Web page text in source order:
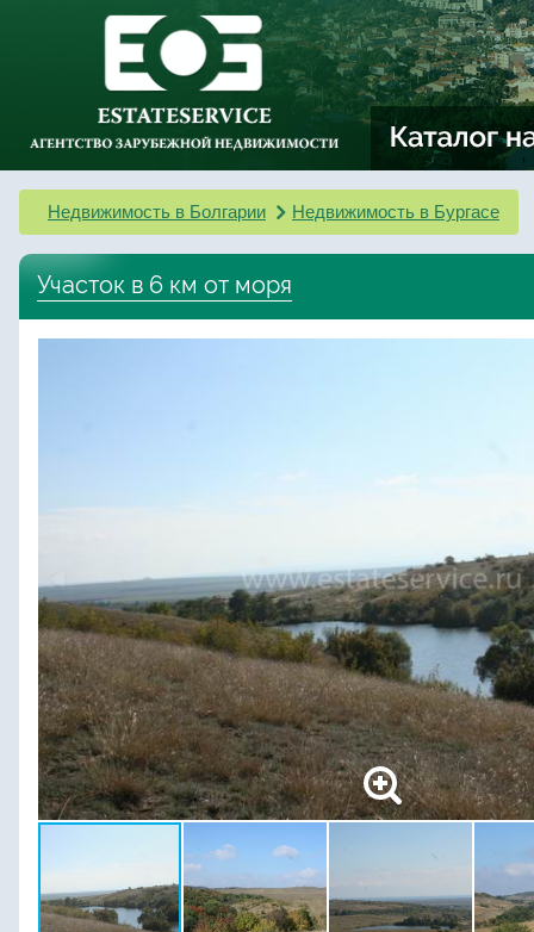
Недвижимость в Болгарии Недвижимость в Бургасе
Участок в 6 км от моря